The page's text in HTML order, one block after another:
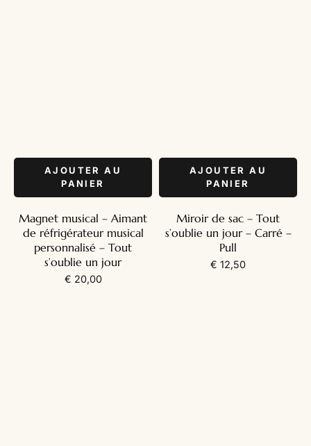
AJOUTER AU
PANIER
Magnet musical – Aimant
de réfrigérateur musical
personnalisé – Tout
s’oublie un jour
€ 20,00
AJOUTER AU
PANIER
Miroir de sac – Tout
s’oublie un jour – Carré –
Pull
€ 12,50